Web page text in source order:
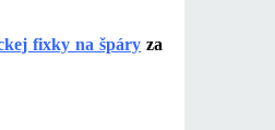
fixky na špáry za